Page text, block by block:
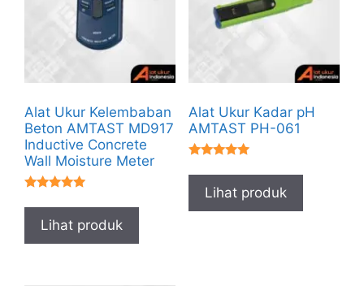
Alat Ukur Kelembaban
Beton AMTAST MD917
Inductive Concrete
Wall Moisture Meter
Lihat produk
Alat Ukur Kadar pH
AMTAST PH-061
Lihat produk